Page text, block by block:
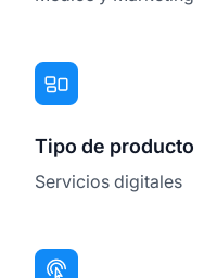
Tipo de producto
Servicios digitales